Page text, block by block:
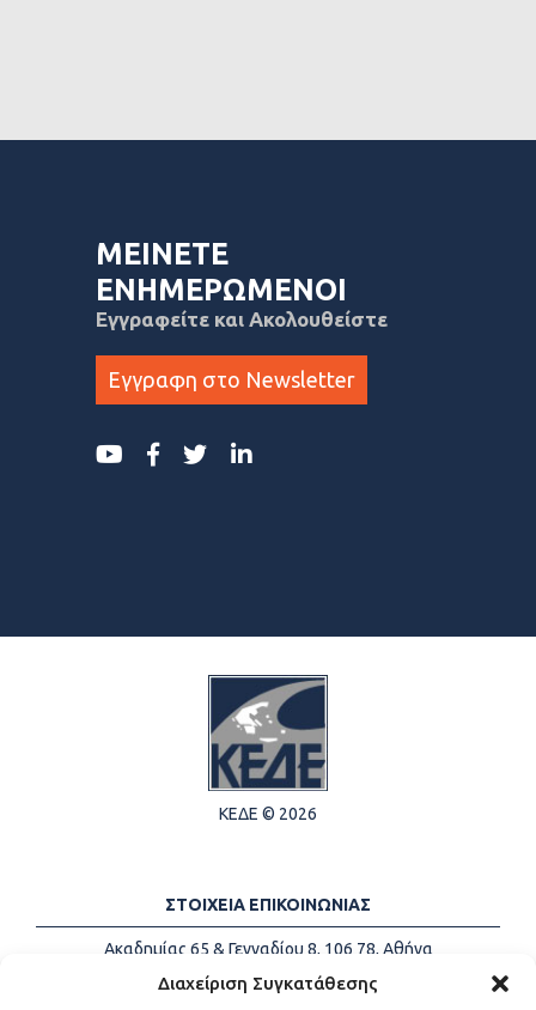
Διαχείριση Συγκατάθεσης
ΜΕΙΝΕΤΕ
ΕΝΗΜΕΡΩΜΕΝΟΙ
Εγγραφείτε και Ακολουθείστε
Εγγραφη στο Newsletter
ΚΕΔΕ © 2026
ΣΤΟΙΧΕΙΑ ΕΠΙΚΟΙΝΩΝΙΑΣ
Ακαδημίας 65 & Γενναδίου 8, 106 78, Αθήνα
Τηλέφωνα:
+30 213-2147500
Email:
info@kede.gr